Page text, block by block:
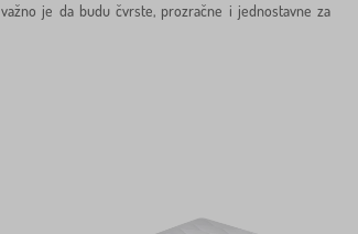
važno je da budu čvrste, prozračne i jednostavne za